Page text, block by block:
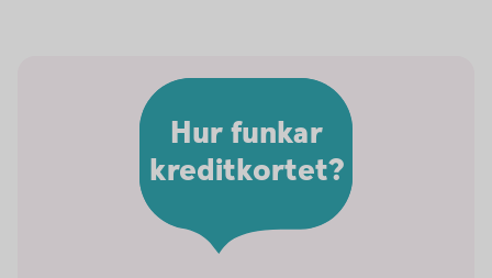
Hur funkar
kreditkortet?